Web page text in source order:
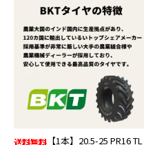
【1本】20.5-25 PR16 TL